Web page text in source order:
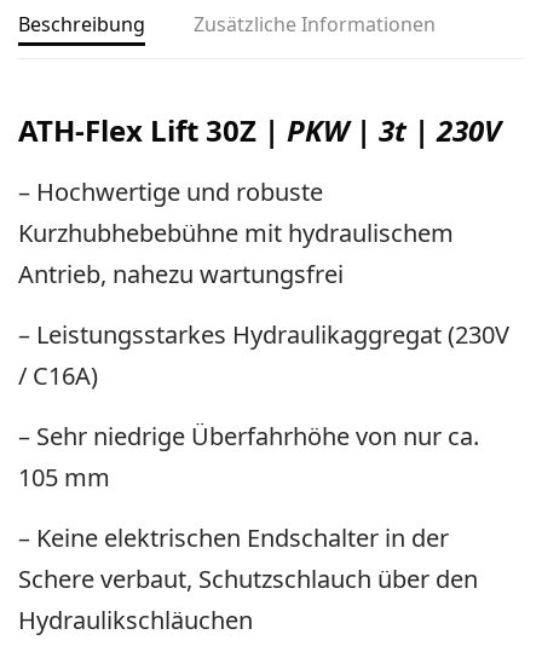
Beschreibung Zusätzliche Informationen
ATH-Flex Lift 30Z | PKW | 3t | 230V
– Hochwertige und robuste
Kurzhubhebebühne mit hydraulischem
Antrieb, nahezu wartungsfrei
– Leistungsstarkes Hydraulikaggregat (230V
/ C16A)
– Sehr niedrige Überfahrhöhe von nur ca.
105 mm
– Keine elektrischen Endschalter in der
Schere verbaut, Schutzschlauch über den
Hydraulikschläuchen